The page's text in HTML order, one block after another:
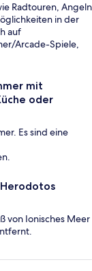
Radtouren, Angeln
in der
auf
Arcade-Spiele,
mit
oder
Es sind eine
von Ionisches Meer